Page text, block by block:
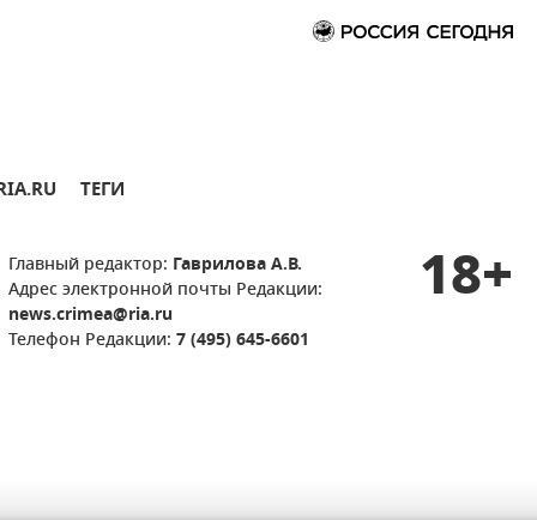
ТЕГИ
Главный редактор: Гаврилова А.В.
Адрес электронной почты Редакции:
news.crimea@ria.ru
Телефон Редакции: 7 (495) 645-6601
18+